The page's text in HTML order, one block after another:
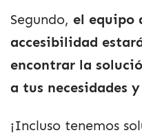
Segundo, el equipo
accesibilidad
encontrar la
a tus necesidades
¡Incluso tenemos